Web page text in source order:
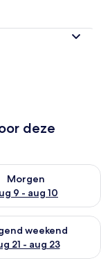
deze
aug 8 - aug 9
Morgen
9 - aug 10
aug 14 -
weekend
21 - aug 23